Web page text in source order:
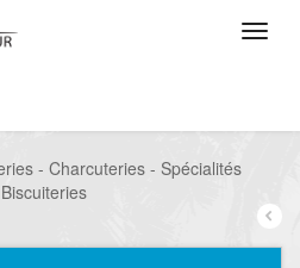
- Charcuteries - Spécialités